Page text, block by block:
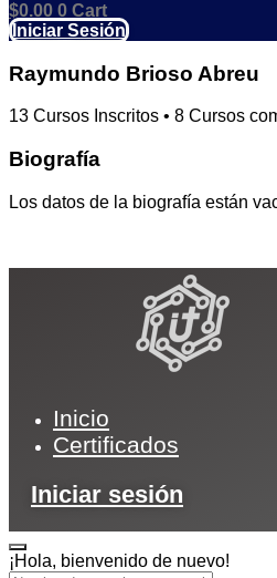
$0.00 0 Cart
Iniciar Sesión
Raymundo Brioso Abreu
13 Cursos Inscritos • 8 Cursos
Biografía
Los datos de la biografía están
Inicio
Certificados
Iniciar sesión
¡Hola, bienvenido de nuevo!